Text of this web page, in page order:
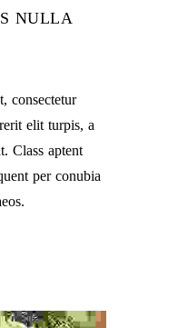
NULLA
consectetur
elit turpis, a
Class aptent
per conubia